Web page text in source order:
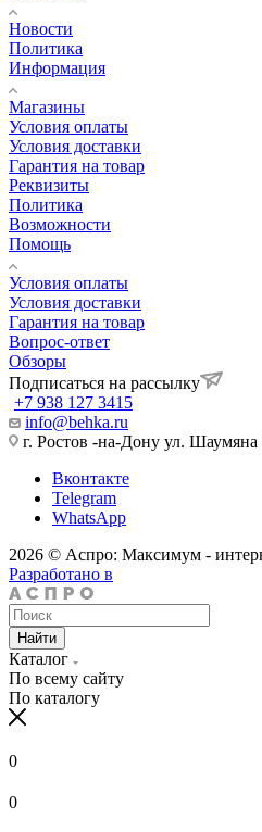
Новости
Политика
Информация
Магазины
Условия оплаты
Условия доставки
Гарантия на товар
Реквизиты
Политика
Возможности
Помощь
Условия оплаты
Условия доставки
Гарантия на товар
Вопрос-ответ
Обзоры
Подписаться на рассылку
+7 938 127 3415
info@behka.ru
г. Ростов -на-Дону ул.
Вконтакте
Telegram
WhatsApp
2026 © Аспро: Максимум -
Разработано в
Найти
Каталог
По всему сайту
По каталогу
0
0